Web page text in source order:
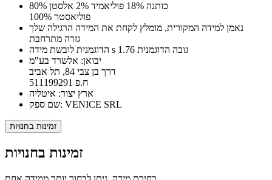
80% כותנה 18% פוליאמיד 2% אלסטן
100% פוליאסטר
נאמן למידה המקורית, מומלץ לקחת את המידה הרגילה שלך
גזרה מתרחבת
הדוגמנית לובשת מידה s גובה הדוגמנית 1.76
יבואן: אלשרד בע"מ
דרך בן צבי 84, תל אביב
ח.פ 511199291
ארץ יצור: איטליה
שם ספק: VENICE SRL
זמינות בחנויות
זמינות בחנויות